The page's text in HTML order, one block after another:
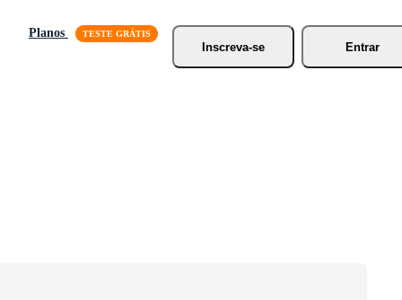
Planos
Inscreva-se
Entrar